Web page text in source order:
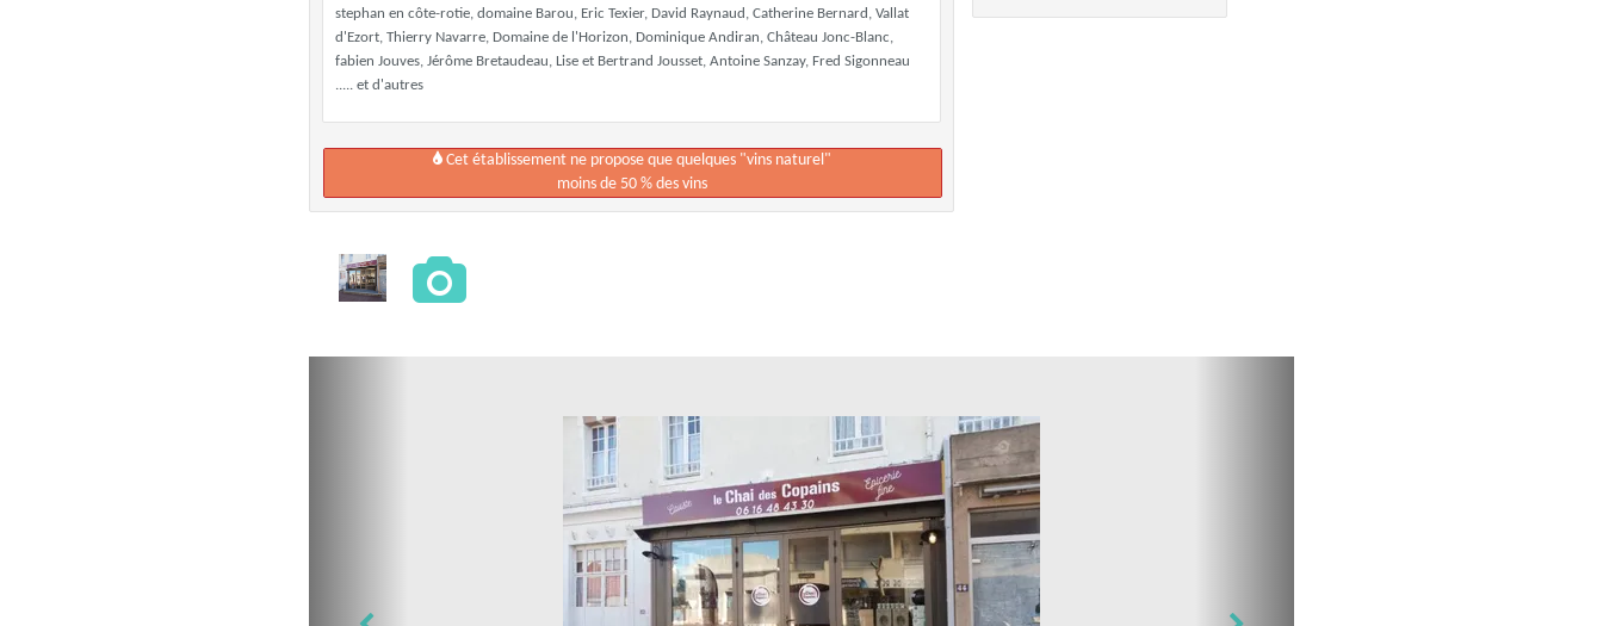
stephan en côte-rotie, domaine Barou, Eric Texier, David Raynaud, Catherine Bernard, Vallat
d'Ezort, Thierry Navarre, Domaine de l'Horizon, Dominique Andiran, Château Jonc-Blanc,
fabien Jouves, Jérôme Bretaudeau, Lise et Bertrand Jousset, Antoine Sanzay, Fred Sigonneau
..... et d'autres
Cet établissement ne propose que quelques "vins naturel"
moins de 50 % des vins